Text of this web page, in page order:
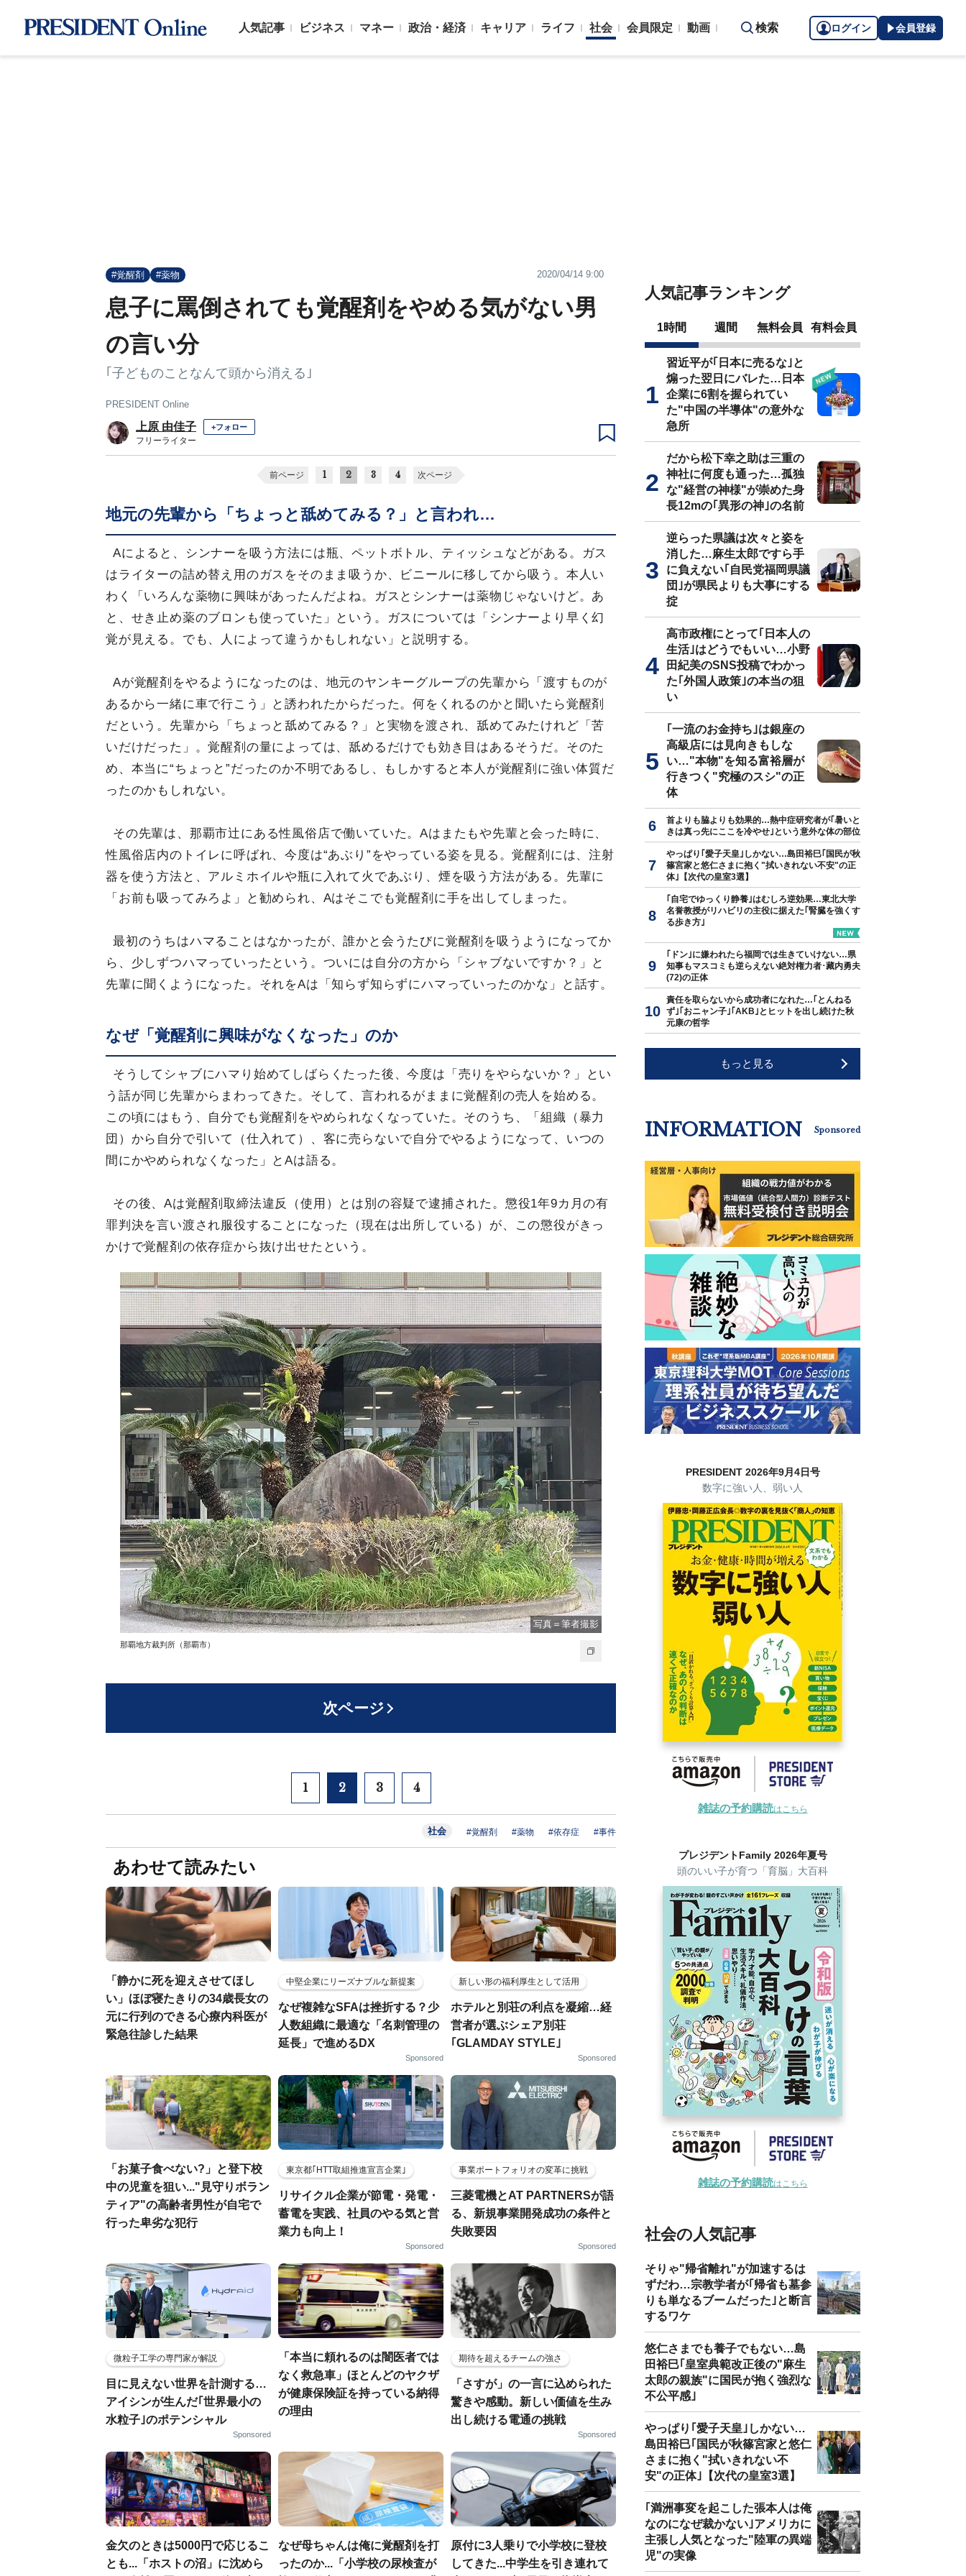
人気記事 ビジネス マネー 政治・経済 キャリア ライフ 社会 会員限定 動画 検索 ログイン 会員登録
#覚醒剤 #薬物 2020/04/14 9:00
息子に罵倒されても覚醒剤をやめる気がない男
の言い分
｢子どものことなんて頭から消える｣
PRESIDENT Online
上原 由佳子 +フォロー
フリーライター
前ページ 1 2 3 4 次ページ
地元の先輩から「ちょっと舐めてみる？」と言われ…
Aによると、シンナーを吸う方法には瓶、ペットボトル、ティッシュなどがある。ガス
はライターの詰め替え用のガスをそのまま吸うか、ビニールに移してから吸う。本人い
わく「いろんな薬物に興味があったんだよね。ガスとシンナーは薬物じゃないけど。あ
と、せき止め薬のブロンも使っていた」という。ガスについては「シンナーより早く幻
覚が見える。でも、人によって違うかもしれない」と説明する。
Aが覚醒剤をやるようになったのは、地元のヤンキーグループの先輩から「渡すものが
あるから一緒に車で行こう」と誘われたからだった。何をくれるのかと聞いたら覚醒剤
だという。先輩から「ちょっと舐めてみる？」と実物を渡され、舐めてみたけれど「苦
いだけだった」。覚醒剤の量によっては、舐めるだけでも効き目はあるそうだ。そのた
め、本当に“ちょっと”だったのか不明であるし、もしかすると本人が覚醒剤に強い体質だ
ったのかもしれない。
その先輩は、那覇市辻にある性風俗店で働いていた。Aはまたもや先輩と会った時に、
性風俗店内のトイレに呼ばれ、今度は“あぶり”をやっている姿を見る。覚醒剤には、注射
器を使う方法と、アルミホイルや瓶に入れて火であぶり、煙を吸う方法がある。先輩に
「お前も吸ってみろよ」と勧められ、Aはそこでも覚醒剤に手を出してしまった。
最初のうちはハマることはなかったが、誰かと会うたびに覚醒剤を吸うようになってか
ら、少しずつハマっていったという。ついには自分の方から「シャブないですか？」と
先輩に聞くようになった。それをAは「知らず知らずにハマっていったのかな」と話す。
なぜ「覚醒剤に興味がなくなった」のか
そうしてシャブにハマり始めてしばらくたった後、今度は「売りをやらないか？」とい
う話が同じ先輩からまわってきた。そして、言われるがままに覚醒剤の売人を始める。
この頃にはもう、自分でも覚醒剤をやめられなくなっていた。そのうち、「組織（暴力
団）から自分で引いて（仕入れて）、客に売らないで自分でやるようになって、いつの
間にかやめられなくなった」とAは語る。
その後、Aは覚醒剤取締法違反（使用）とは別の容疑で逮捕された。懲役1年9カ月の有
罪判決を言い渡され服役することになった（現在は出所している）が、この懲役がきっ
かけで覚醒剤の依存症から抜け出せたという。
写真＝筆者撮影
那覇地方裁判所（那覇市）
次ページ
1 2 3 4
社会 #覚醒剤 #薬物 #依存症 #事件
あわせて読みたい
「静かに死を迎えさせてほし
い」ほぼ寝たきりの34歳長女の
元に行列のできる心療内科医が
緊急往診した結果
中堅企業にリーズナブルな新提案
なぜ複雑なSFAは挫折する？少
人数組織に最適な「名刺管理の
延長」で進めるDX
Sponsored
新しい形の福利厚生として活用
ホテルと別荘の利点を凝縮…経
営者が選ぶシェア別荘
｢GLAMDAY STYLE｣
Sponsored
「お菓子食べない?」と登下校
中の児童を狙い..."見守りボラン
ティア"の高齢者男性が自宅で
行った卑劣な犯行
東京都｢HTT取組推進宣言企業｣
リサイクル企業が節電・発電・
蓄電を実践、社員のやる気と営
業力も向上！
Sponsored
事業ポートフォリオの変革に挑戦
三菱電機とAT PARTNERSが語
る、新規事業開発成功の条件と
失敗要因
Sponsored
微粒子工学の専門家が解説
目に見えない世界を計測する…
アイシンが生んだ｢世界最小の
水粒子｣のポテンシャル
Sponsored
「本当に頼れるのは闇医者では
なく救急車」ほとんどのヤクザ
が健康保険証を持っている納得
の理由
期待を超えるチームの強さ
「さすが」の一言に込められた
驚きや感動。新しい価値を生み
出し続ける電通の挑戦
Sponsored
金欠のときは5000円で応じるこ
とも...「ホストの沼」に沈めら
なぜ母ちゃんは俺に覚醒剤を打
ったのか...「小学校の尿検査が
原付に3人乗りで小学校に登校
してきた...中学生を引き連れて
人気記事ランキング
1時間 週間 無料会員 有料会員
習近平が｢日本に売るな｣と
煽った翌日にバレた…日本
企業に6割を握られてい
た"中国の半導体"の意外な
急所
だから松下幸之助は三重の
神社に何度も通った…孤独
な"経営の神様"が崇めた身
長12mの｢異形の神｣の名前
逆らった県議は次々と姿を
消した…麻生太郎ですら手
に負えない｢自民党福岡県議
団｣が県民よりも大事にする
掟
高市政権にとって｢日本人の
生活｣はどうでもいい…小野
田紀美のSNS投稿でわかっ
た｢外国人政策｣の本当の狙
い
｢一流のお金持ち｣は銀座の
高級店には見向きもしな
い…"本物"を知る富裕層が
行きつく"究極のスシ"の正
体
首よりも脇よりも効果的…熱中症研究者が｢暑いと
きは真っ先にここを冷やせ｣という意外な体の部位
やっぱり｢愛子天皇｣しかない…島田裕巳｢国民が秋
篠宮家と悠仁さまに抱く"拭いきれない不安"の正
体｣【次代の皇室3選】
｢自宅でゆっくり静養｣はむしろ逆効果…東北大学
名誉教授がリハビリの主役に据えた｢腎臓を強くす
る歩き方｣
｢ドン｣に嫌われたら福岡では生きていけない…県
知事もマスコミも逆らえない絶対権力者･藏内勇夫
(72)の正体
責任を取らないから成功者になれた…｢とんねる
ず｣｢おニャン子｣｢AKB｣とヒットを出し続けた秋
元康の哲学
もっと見る
INFORMATION Sponsored
PRESIDENT 2026年9月4日号
数字に強い人、弱い人
雑誌の予約購読はこちら
プレジデントFamily 2026年夏号
頭のいい子が育つ「育脳」大百科
雑誌の予約購読はこちら
社会の人気記事
そりゃ"帰省離れ"が加速するは
ずだわ…宗教学者が｢帰省も墓参
りも単なるブームだった｣と断言
するワケ
悠仁さまでも養子でもない…島
田裕巳｢皇室典範改正後の"麻生
太郎の親族"に国民が抱く強烈な
不公平感｣
やっぱり｢愛子天皇｣しかない…
島田裕巳｢国民が秋篠宮家と悠仁
さまに抱く"拭いきれない不
安"の正体｣【次代の皇室3選】
｢満洲事変を起こした張本人は俺
なのになぜ裁かない｣アメリカに
主張し人気となった"陸軍の異端
児"の実像